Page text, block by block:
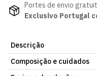
Portes de envio
Exclusivo Portugal
Descrição
Camisola Away 25/26,
Artigo oficial do plantel do
Composição e cuidados